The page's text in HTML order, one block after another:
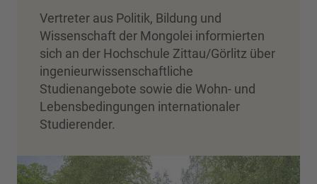
Vertreter aus Politik, Bildung und
Wissenschaft der Mongolei informierten
sich an der Hochschule Zittau/Görlitz über
ingenieurwissenschaftliche
Studienangebote sowie die Wohn- und
Lebensbedingungen internationaler
Studierender.